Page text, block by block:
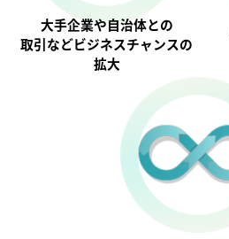
大手企業や自治体との
取引などビジネスチャンスの
拡大